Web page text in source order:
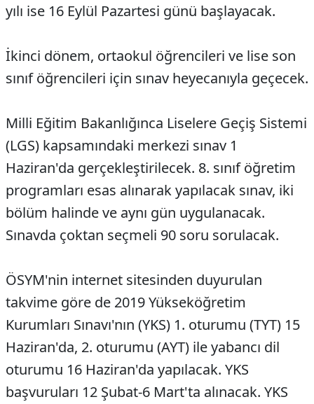
yılı ise 16 Eylül Pazartesi günü başlayacak.
İkinci dönem, ortaokul öğrencileri ve lise son
sınıf öğrencileri için sınav heyecanıyla geçecek.
Milli Eğitim Bakanlığınca Liselere Geçiş Sistemi
(LGS) kapsamındaki merkezi sınav 1
Haziran'da gerçekleştirilecek. 8. sınıf öğretim
programları esas alınarak yapılacak sınav, iki
bölüm halinde ve aynı gün uygulanacak.
Sınavda çoktan seçmeli 90 soru sorulacak.
ÖSYM'nin internet sitesinden duyurulan
takvime göre de 2019 Yükseköğretim
Kurumları Sınavı'nın (YKS) 1. oturumu (TYT) 15
Haziran'da, 2. oturumu (AYT) ile yabancı dil
oturumu 16 Haziran'da yapılacak. YKS
başvuruları 12 Şubat-6 Mart'ta alınacak. YKS